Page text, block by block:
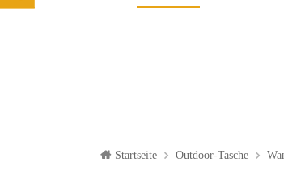
Startseite Outdoor-Tasche